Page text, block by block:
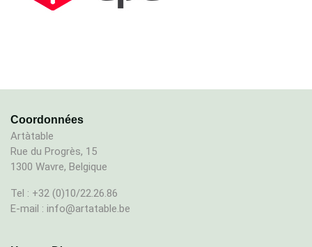
Coordonnées
Artàtable
Rue du Progrès, 15
1300 Wavre, Belgique
Tel : +32 (0)10/22.26.86
E-mail : info@artatable.be